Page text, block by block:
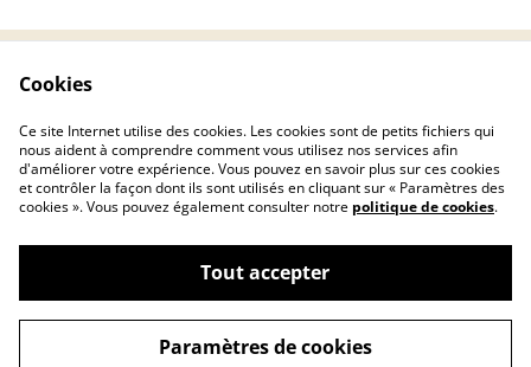
Politique de
confidentialité
Politique de cookies
©2026Chryscreativ
powered by
Cookies
Ce site Internet utilise des cookies. Les cookies sont de petits fichiers qui
nous aident à comprendre comment vous utilisez nos services afin
d'améliorer votre expérience. Vous pouvez en savoir plus sur ces cookies
et contrôler la façon dont ils sont utilisés en cliquant sur « Paramètres des
cookies ». Vous pouvez également consulter notre politique de cookies.
Tout accepter
Paramètres de cookies